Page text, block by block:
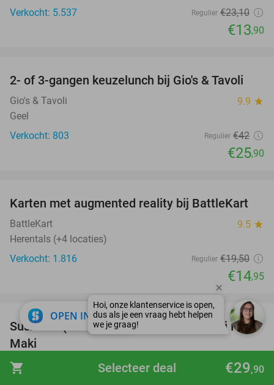
shopping_cart €29,90
Selecteer deal
Verkocht: 5.537
Regulier €23,10
€13,90
38%
2- of 3-gangen keuzelunch bij Gio's & Tavoli
Gio's & Tavoli 9.9 star
Geel
Verkocht: 803
Regulier €42
€25,90
23%
Karten met augmented reality bij BattleKart
BattleKart 9.5 star
Herentals (+4 locaties)
Verkocht: 1.816
Regulier €19,50
€14,95
53%
Sushibox (50 stuks) + wakamesalade bij Hoso
Maki
Hoso Maki 9.8 star
OPEN IN APP close